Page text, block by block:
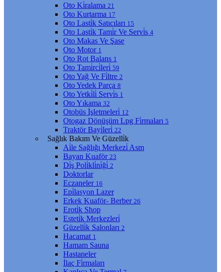
Oto Ki̇ralama 21
Oto Kurtarma 17
Oto Lasti̇k Satıcıları 15
Oto Lasti̇k Tami̇r Ve Servi̇s 4
Oto Makas Ve Şase
Oto Motor 1
Oto Rot Balans 1
Oto Tami̇rci̇leri̇ 59
Oto Yağ Ve Fi̇ltre 2
Oto Yedek Parça 8
Oto Yetki̇li̇ Servi̇s 1
Oto Yıkama 32
Otobüs İşletmeleri̇ 12
Otogaz Dönüşüm Lpg Fi̇rmaları 5
Traktör Bayi̇leri̇ 22
Sağlık Bakım Ve Güzelli̇k
Ai̇le Sağlığı Merkezi̇ Asm
Bayan Kuaför 23
Di̇ş Poli̇kli̇ni̇ği̇ 2
Doktorlar
Eczaneler 16
Epi̇lasyon Lazer
Erkek Kuaför- Berber 26
Eroti̇k Shop
Esteti̇k Merkezleri̇
Güzelli̇k Salonları 2
Hacamat 1
Hamam Sauna
Hastaneler
İlaç Fi̇rmaları